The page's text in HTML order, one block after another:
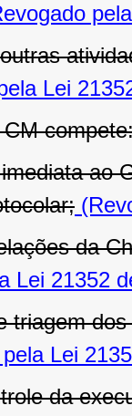
Lei
ao
da
Lei 21352
triagem
Lei
da